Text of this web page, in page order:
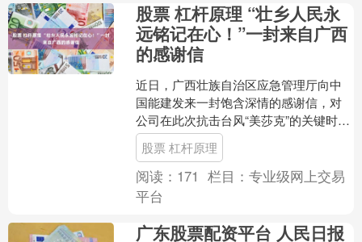
股票 杠杆原理 “壮乡人民永
远铭记在心！”一封来自广西
的感谢信
近日，广西壮族自治区应急管理厅向中
国能建发来一封饱含深情的感谢信，对
公司在此次抗击台风“美莎克”的关键时刻
挺身而出、全力驰援广西防汛救灾一线
表示感谢。信中写道：....
股票 杠杆原理
阅读： 171 栏目：专业级网上交易
平台
广东股票配资平台 人民日报